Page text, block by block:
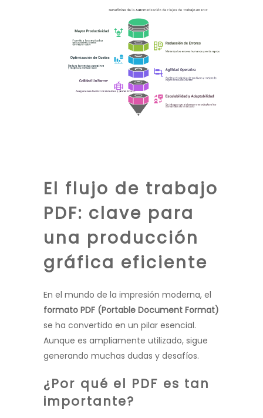
El flujo de trabajo
PDF: clave para
una producción
gráfica eficiente
En el mundo de la impresión moderna, el
formato PDF (Portable Document Format)
se ha convertido en un pilar esencial.
Aunque es ampliamente utilizado, sigue
generando muchas dudas y desafíos.
¿Por qué el PDF es tan
importante?